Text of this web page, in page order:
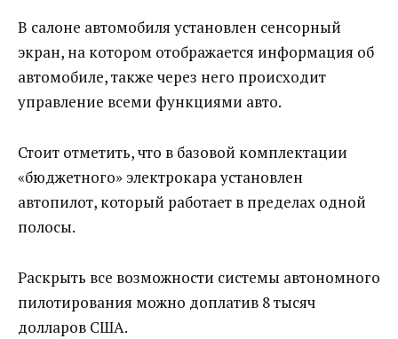
В салоне автомобиля установлен сенсорный
экран, на котором отображается информация об
автомобиле, также через него происходит
управление всеми функциями авто.
Стоит отметить, что в базовой комплектации
«бюджетного» электрокара установлен
автопилот, который работает в пределах одной
полосы.
Раскрыть все возможности системы автономного
пилотирования можно доплатив 8 тысяч
долларов США.